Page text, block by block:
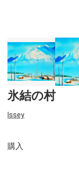
氷結の村
Issey
購入